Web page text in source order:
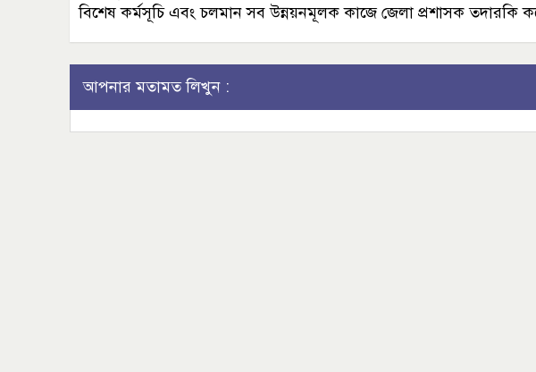
বিশেষ কর্মসূচি এবং চলমান সব উন্নয়নমূলক কাজে জেলা প্রশাসক তদারকি
আপনার মতামত লিখুন :